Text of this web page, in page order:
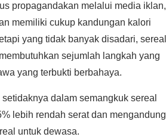
propagandakan melalui media iklan,
memiliki cukup kandungan kalori
yang tidak banyak disadari, sereal
sejumlah langkah yang
yang terbukti berbahaya.
dalam semangkuk sereal
lebih rendah serat dan mengandung
untuk dewasa.